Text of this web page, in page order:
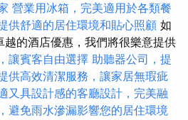
營業用冰箱，完美適用於各類餐
供舒適的居住環境和貼心照顧 如
的酒店優惠，我們將很樂意提供
讓賓客自由選擇 助聽器公司，提
供高效清潔服務，讓家居無瑕疵
又具設計感的客廳設計，完美融
避免雨水滲漏影響您的居住環境